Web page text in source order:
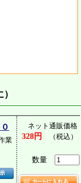
業
ネット通販価格
328円 （税込）
数量